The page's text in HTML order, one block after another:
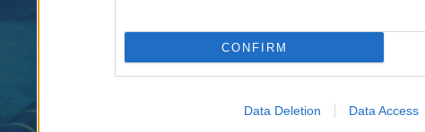
CONFIRM
Data Deletion Data Access
καλώδιο Κρήτης –
λόγος
ποσό των 70 εκατ.